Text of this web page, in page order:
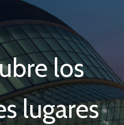
los
lugares